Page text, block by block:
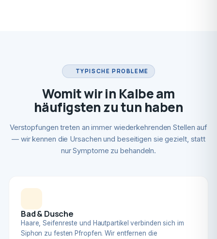
TYPISCHE PROBLEME
Womit wir in Kalbe am
häufigsten zu tun haben
Verstopfungen treten an immer wiederkehrenden Stellen auf
— wir kennen die Ursachen und beseitigen sie gezielt, statt
nur Symptome zu behandeln.
Bad & Dusche
Haare, Seifenreste und Hautpartikel verbinden sich im
Siphon zu festen Pfropfen. Wir entfernen die